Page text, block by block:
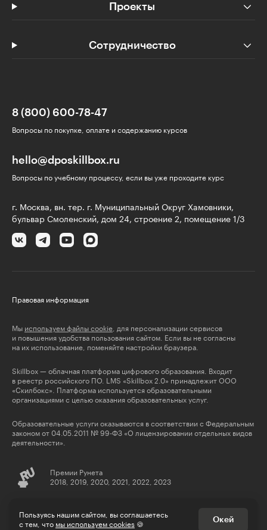
Проекты
Сотрудничество
8 (800) 600-78-47
Вопросы по покупке, оплате и содержанию курсов
hello@dposkillbox.ru
Вопросы по учебному процессу, если вы уже проходите курс
г. Москва, вн. тер. г. Муниципальный Округ Хамовники,
бульвар Смоленский, дом 24, строение 2, помещение 1/3
Правовая информация
Мы используем файлы cookie , для персонализации сервисов
и повышения удобства пользования сайтом. Если вы не согласны
на их использование, поменяйте настройки браузера.
Skillbox — облачная платформа цифрового образования. Входит
в реестр российского ПО. LMS «Skillbox 2.0» принадлежит ООО
«Скилбокс». Платформа используется образовательными
организациями с целью оказания образовательных услуг.
Образовательные услуги оказываются в соответствии с Федеральным
законом от 04.05.2011 № 99-ФЗ «О лицензировании отдельных видов
деятельности».
Премии Рунета
2018, 2019, 2020, 2021, 2022, 2023
© Skillbox, 2026
Пользуясь нашим сайтом, вы соглашаетесь
с тем, что мы используем cookies 🍪
Окей